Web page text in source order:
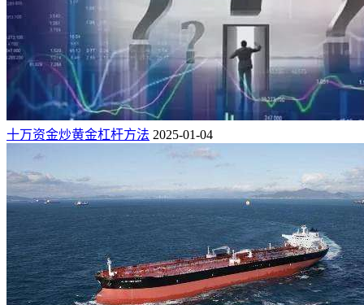
十万资金炒黄金杠杆方法 2025-01-04